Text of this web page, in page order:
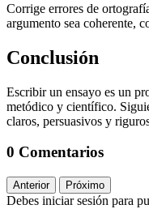
Corrige errores de
argumento sea coherente,
Conclusión
Escribir un ensayo es un
metódico y científico.
claros, persuasivos y
0 Comentarios
Anterior Próximo
Debes iniciar sesión para